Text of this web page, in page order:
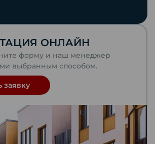
ОНЛАЙН
форму и наш менеджер
выбранным способом.
заявку